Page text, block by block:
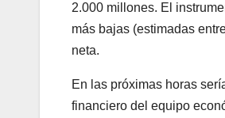
2.000 millones. El
más bajas (estimadas
neta.
En las próximas horas
financiero del equipo